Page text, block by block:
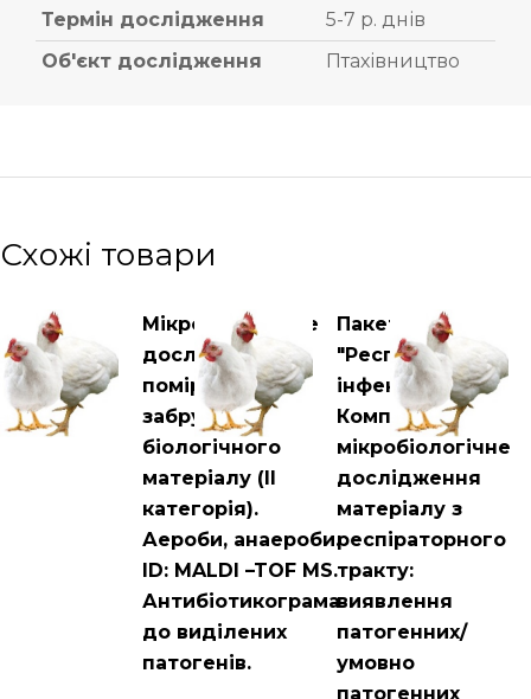
Термін дослідження
5-7 р. днів
Об'єкт дослідження
Птахівництво
Схожі товари
Мікробіологічне
дослідження
помірно
забрудненого
біологічного
матеріалу (ІІ
категорія).
Аероби, анаероби.
ID: MALDI –TOF MS.
Антибіотикограма
до виділених
патогенів.
Пакет
"Респіраторні
інфекції".
Комплексне
мікробіологічне
дослідження
матеріалу з
респіраторного
тракту:
виявлення
патогенних/
умовно
патогенних